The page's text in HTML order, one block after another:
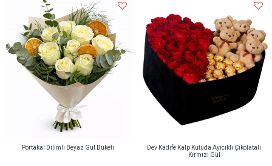
Portakal Dilimli Beyaz Gül Buketi
Dev Kadife Kalp Kutuda Ayıcıklı Çikolatalı
Kırmızı Gül